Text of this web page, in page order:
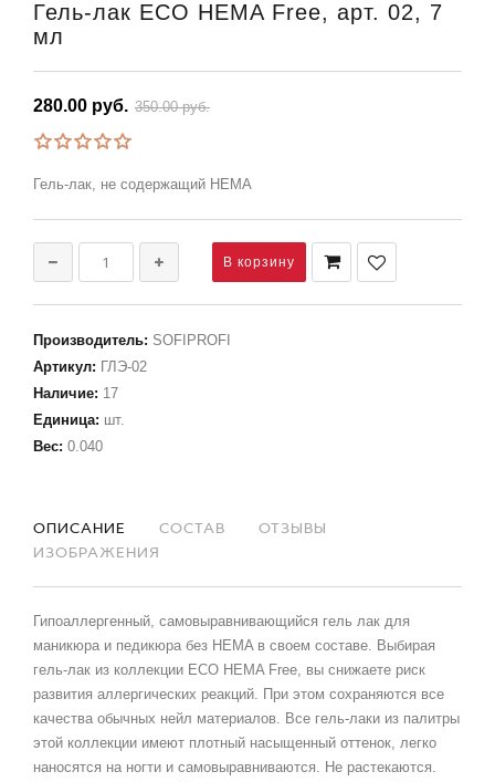
Гель-лак ECO HEMA Free, арт. 02, 7
мл
280.00 руб. 350.00 руб.
Гель-лак, не содержащий HEMA
Производитель: SOFIPROFI
Артикул: ГЛЭ-02
Наличие: 17
Единица: шт.
Вес: 0.040
ОПИСАНИЕ СОСТАВ
ОТЗЫВЫ
ИЗОБРАЖЕНИЯ
Гипоаллергенный, самовыравнивающийся гель лак для
маникюра и педикюра без HEMA в своем составе. Выбирая
гель-лак из коллекции ECO HEMA Free, вы снижаете риск
развития аллергических реакций. При этом сохраняются все
качества обычных нейл материалов. Все гель-лаки из палитры
этой коллекции имеют плотный насыщенный оттенок, легко
наносятся на ногти и самовыравниваются. Не растекаются.